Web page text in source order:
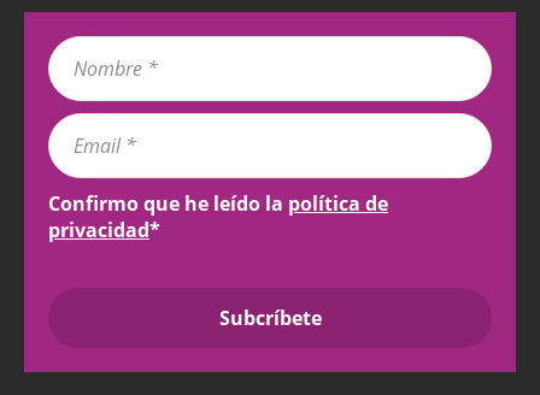
Confirmo que he leído la política de
privacidad*